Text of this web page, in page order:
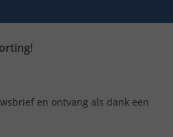
en ontvang als dank een